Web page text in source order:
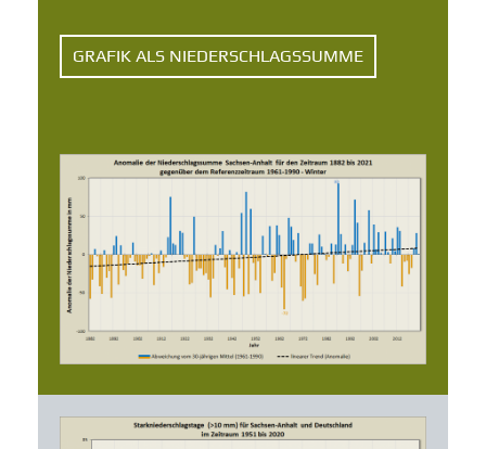
GRAFIK ALS NIEDERSCHLAGSSUMME